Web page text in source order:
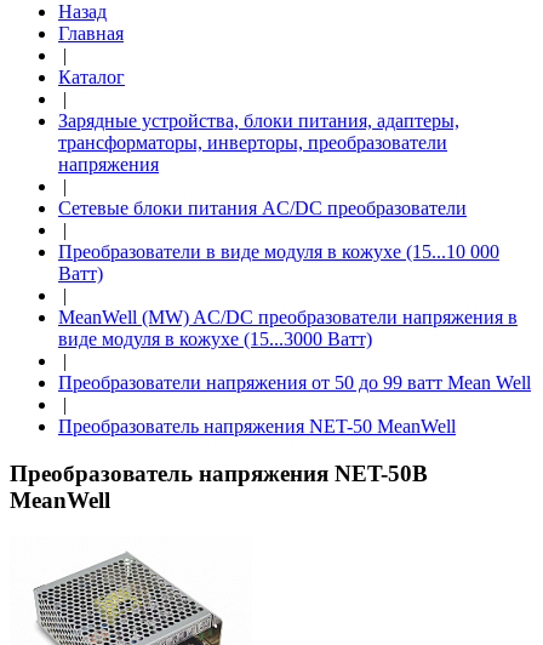
Назад
Главная
|
Каталог
|
Зарядные устройства, блоки питания, адаптеры,
трансформаторы, инверторы, преобразователи
напряжения
|
Сетевые блоки питания AC/DC преобразователи
|
Преобразователи в виде модуля в кожухе (15...10 000
Ватт)
|
MeanWell (MW) AC/DC преобразователи напряжения в
виде модуля в кожухе (15...3000 Ватт)
|
Преобразователи напряжения от 50 до 99 ватт Mean Well
|
Преобразователь напряжения NET-50 MeanWell
Преобразователь напряжения NET-50B
MeanWell